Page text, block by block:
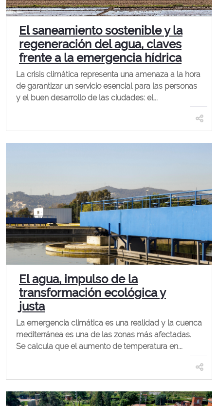
El saneamiento sostenible y la
regeneración del agua, claves
frente a la emergencia hídrica
La crisis climática representa una amenaza a la hora
de garantizar un servicio esencial para las personas
y el buen desarrollo de las ciudades: el...
El agua, impulso de la
transformación ecológica y
justa
La emergencia climática es una realidad y la cuenca
mediterránea es una de las zonas más afectadas.
Se calcula que el aumento de temperatura en...